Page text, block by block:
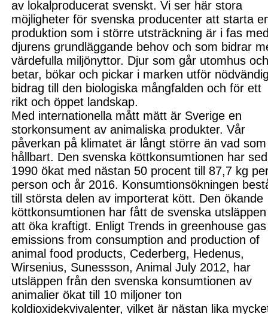
av lokalproducerat svenskt. Vi ser här stora
möjligheter för svenska producenter att starta
produktion som i större utsträckning är i fas
djurens grundläggande behov och som bidrar
värdefulla miljönyttor. Djur som går utomhus
betar, bökar och pickar i marken utför
bidrag till den biologiska mångfalden och för ett
rikt och öppet landskap.
Med internationella mått mätt är Sverige en
storkonsument av animaliska produkter. Vår
påverkan på klimatet är långt större än vad
hållbart. Den svenska köttkonsumtionen har
1990 ökat med nästan 50 procent till 87,7 kg
person och år 2016. Konsumtionsökningen
till största delen av importerat kött. Den ökande
köttkonsumtionen har fått de svenska utsläppen
att öka kraftigt. EnligtTrends in greenhouse gas
emissions from consumption and production of
animal food products, Cederberg, Hedenus,
Wirsenius, Sunessson, Animal July 2012, har
utsläppen från den svenska konsumtionen av
animalier ökat till 10 miljoner ton
koldioxidekvivalenter, vilket är nästan lika